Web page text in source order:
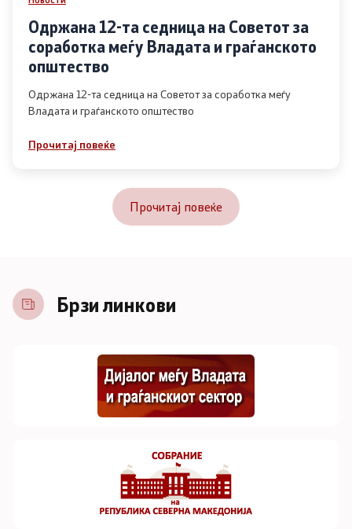
Одржана 12-та седница на Советот за
соработка меѓу Владата и граѓанското
општество
Одржана 12-та седница на Советот за соработка меѓу
Владата и граѓанското општество
Прочитај повеќе
Прочитај повеќе
Брзи линкови